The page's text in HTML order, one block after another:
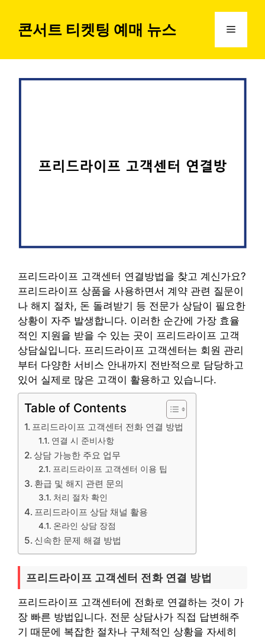
콘서트 티켓팅 예매 뉴스 메
프리드라이프 고객센터 연결방법을 찾고 계신가요?
프리드라이프 상품을 사용하면서 계약 관련 질문이
나 해지 절차, 돈 돌려받기 등 전문가 상담이 필요한
상황이 자주 발생합니다. 이러한 순간에 가장 효율
적인 지원을 받을 수 있는 곳이 프리드라이프 고객
상담실입니다. 프리드라이프 고객센터는 회원 관리
부터 다양한 서비스 안내까지 전반적으로 담당하고
있어 실제로 많은 고객이 활용하고 있습니다.
Table of Contents
프리드라이프 고객센터 전화 연결 방법
연결 시 준비사항
상담 가능한 주요 업무
프리드라이프 고객센터 이용 팁
환급 및 해지 관련 문의
처리 절차 확인
프리드라이프 상담 채널 활용
온라인 상담 장점
신속한 문제 해결 방법
프리드라이프 고객센터 전화 연결 방법
프리드라이프 고객센터에 전화로 연결하는 것이 가
장 빠른 방법입니다. 전문 상담사가 직접 답변해주
기 때문에 복잡한 절차나 구체적인 상황을 자세히